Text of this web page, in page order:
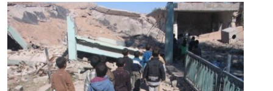
ARAŞDIRMA
MULTIMEDIA
VIDEO
FOTOQALEREYA
RADIO ARXIV
OXU ZALI
HAQQIMIZDA